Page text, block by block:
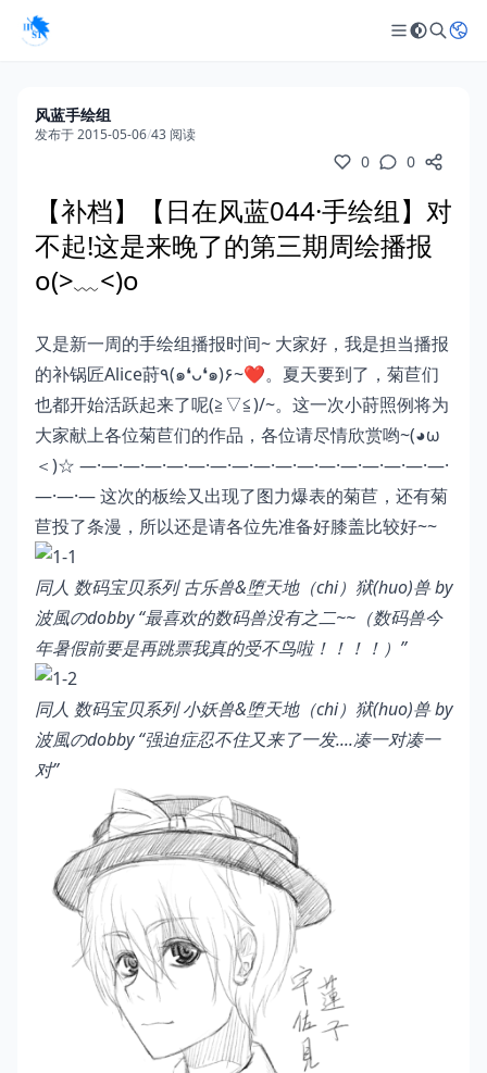
风蓝手绘组
发布于 2015-05-06/43 阅读
0 0
【补档】【日在风蓝044·手绘组】对
不起!这是来晚了的第三期周绘播报
o(>﹏<)o
又是新一周的手绘组播报时间~ 大家好，我是担当播报
的补锅匠Alice莳٩(๑❛ᴗ❛๑)۶~❤。夏天要到了，菊苣们
也都开始活跃起来了呢(≧▽≦)/~。这一次小莳照例将为
大家献上各位菊苣们的作品，各位请尽情欣赏哟~(◕ω
＜)☆ —·—·—·—·—·—·—·—·—·—·—·—·—·—·—·—·—·
—·—·— 这次的板绘又出现了图力爆表的菊苣，还有菊
苣投了条漫，所以还是请各位先准备好膝盖比较好~~
同人 数码宝贝系列 古乐兽&堕天地（chi）狱(huo)兽 by
波風のdobby “最喜欢的数码兽没有之二~~（数码兽今
年暑假前要是再跳票我真的受不鸟啦！！！！）”
同人 数码宝贝系列 小妖兽&堕天地（chi）狱(huo)兽 by
波風のdobby “强迫症忍不住又来了一发....凑一对凑一
对”